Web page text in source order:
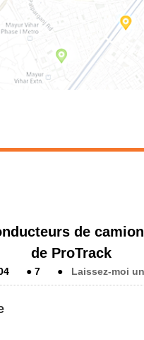
de
de ProTrack
● 7 ● Laissez-moi